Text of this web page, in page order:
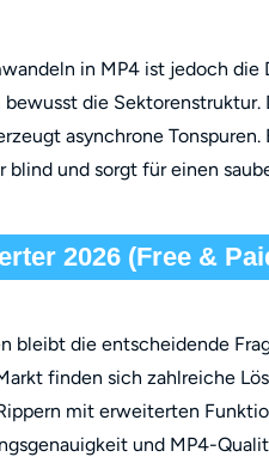
in MP4 ist jedoch
die
asynchrone
und sorgt für einen
2026 (Free &
bleibt die entscheidende
finden sich zahlreiche
mit erweiterten
und MP4-